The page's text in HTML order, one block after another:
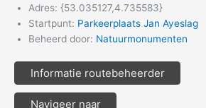
Adres: {53.035127,4.735583}
Startpunt: Parkeerplaats Jan Ayeslag
Beheerd door: Natuurmonumenten
Informatie routebeheerder
Navigeer naar